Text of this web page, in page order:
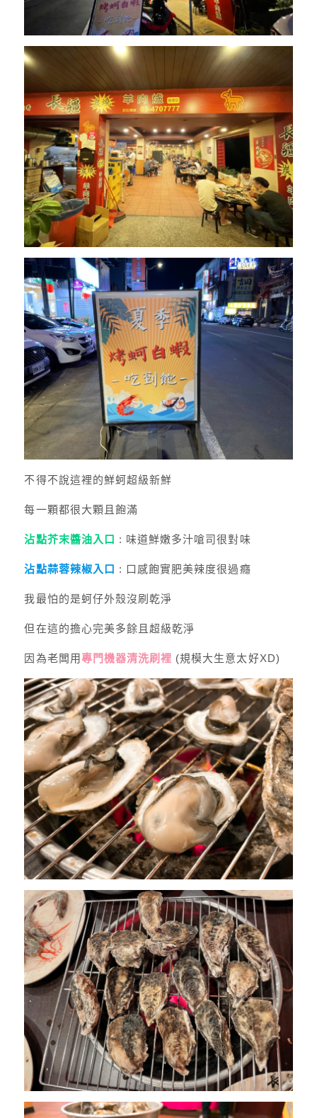
不得不說這裡的鮮蚵超級新鮮
每一顆都很大顆且飽滿
沾點芥末醬油入口 : 味道鮮嫩多汁嗆司很對味
沾點蒜蓉辣椒入口 : 口感飽實肥美辣度很過癮
我最怕的是蚵仔外殼沒刷乾淨
但在這的擔心完美多餘且超級乾淨
因為老闆用專門機器清洗刷裡 (規模大生意太好XD)